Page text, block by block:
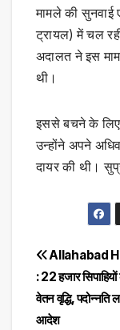
मामले की सुनवाई
ट्रायल) में चल
अदालत ने इस
थी।
इससे बचने के लिए
उन्होंने अपने
दायर की थी।
Post
Allahabad
: 22 हजार
वेतन वृद्धि, पदोन्नति
आदेश